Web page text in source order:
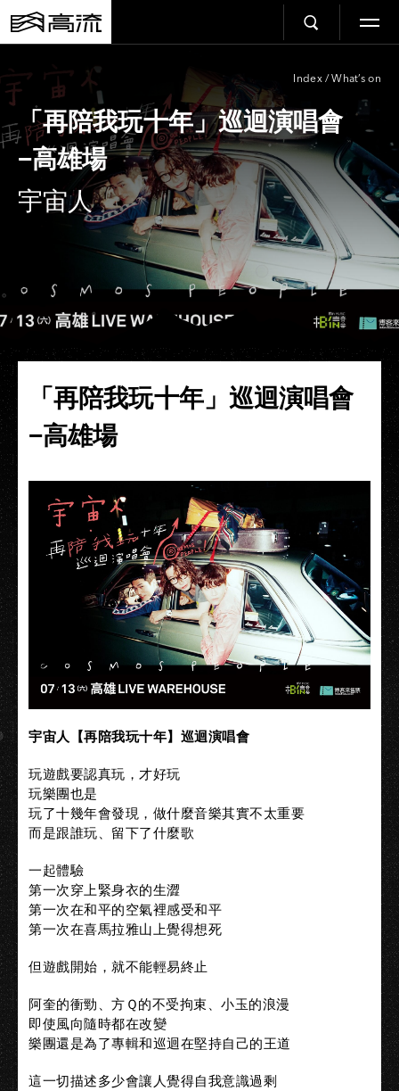
Index / What’s on
「再陪我玩十年」巡迴演唱會
−高雄場
宇宙人
「再陪我玩十年」巡迴演唱會
−高雄場
宇宙人【再陪我玩十年】巡迴演唱會
玩遊戲要認真玩，才好玩
玩樂團也是
玩了十幾年會發現，做什麼音樂其實不太重要
而是跟誰玩、留下了什麼歌
一起體驗
第一次穿上緊身衣的生澀
第一次在和平的空氣裡感受和平
第一次在喜馬拉雅山上覺得想死
但遊戲開始，就不能輕易終止
阿奎的衝勁、方Ｑ的不受拘束、小玉的浪漫
即使風向隨時都在改變
樂團還是為了專輯和巡迴在堅持自己的王道
這一切描述多少會讓人覺得自我意識過剩